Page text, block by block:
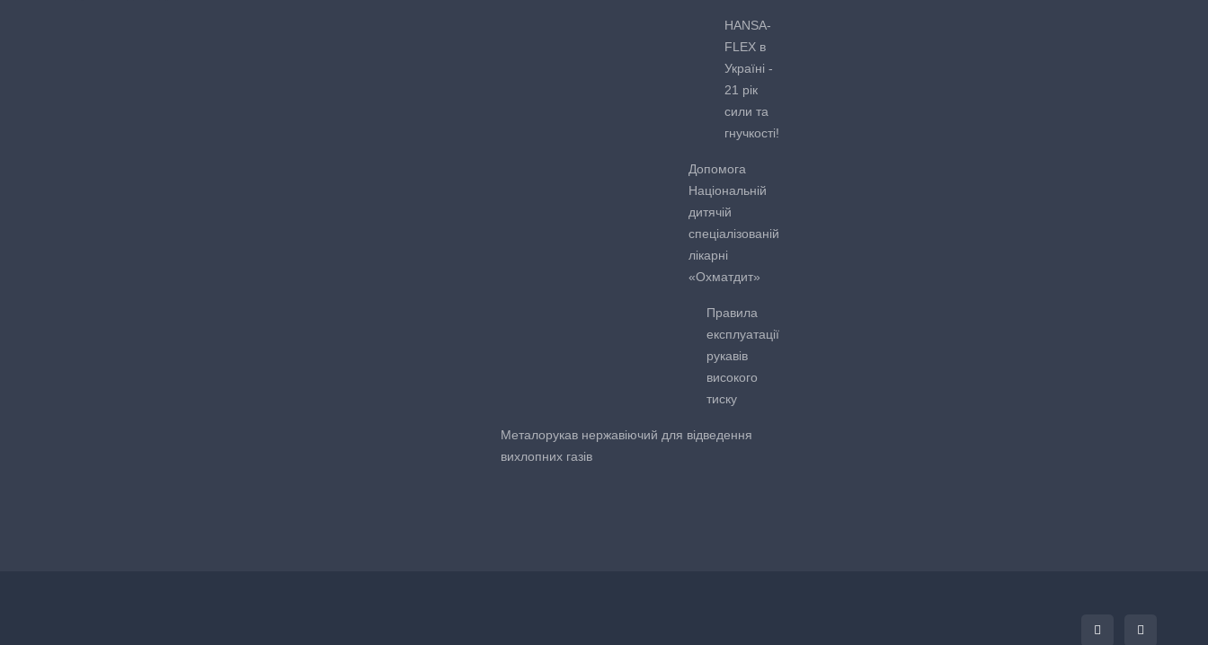
HANSA-
FLEX в
Україні -
21 рік
сили та
гнучкості!
Допомога
Національній
дитячій
спеціалізованій
лікарні
«Охматдит»
Правила
експлуатації
рукавів
високого
тиску
Металорукав нержавіючий для відведення
вихлопних газів